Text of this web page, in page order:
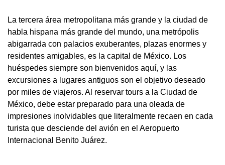
La tercera área metropolitana más grande y la ciudad de
habla hispana más grande del mundo, una metrópolis
abigarrada con palacios exuberantes, plazas enormes y
residentes amigables, es la capital de México. Los
huéspedes siempre son bienvenidos aquí, y las
excursiones a lugares antiguos son el objetivo deseado
por miles de viajeros. Al reservar tours a la Ciudad de
México, debe estar preparado para una oleada de
impresiones inolvidables que literalmente recaen en cada
turista que desciende del avión en el Aeropuerto
Internacional Benito Juárez.